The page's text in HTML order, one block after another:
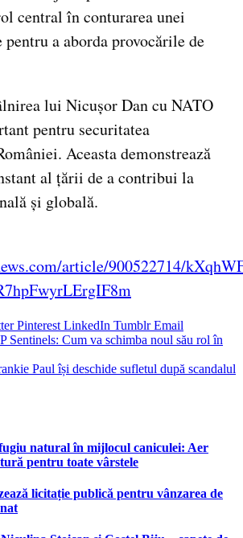
central în conturarea unei
a aborda provocările de
lui Nicușor Dan cu NATO
pentru securitatea
Aceasta demonstrează
al țării de a contribui la
și globală.
article/900522714/
Pinterest LinkedIn Tumblr Email
Sentinels: Cum va schimba noul său rol în
Paul își deschide sufletul după scandalul
natural în mijlocul caniculei: Aer
pentru toate vârstele
licitație publică pentru vânzarea de